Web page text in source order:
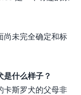
尚未完全确定和标
什么样子？
卡斯罗犬的父母非